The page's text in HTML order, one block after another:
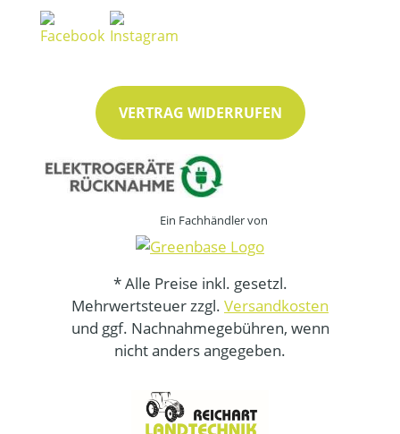
VERTRAG WIDERRUFEN
Ein Fachhändler von
* Alle Preise inkl. gesetzl.
Mehrwertsteuer zzgl. Versandkosten
und ggf. Nachnahmegebühren, wenn
nicht anders angegeben.